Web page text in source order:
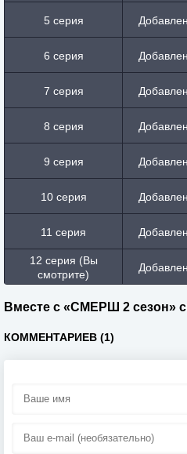
5 серия
6 серия
7 серия
8 серия
9 серия
10 серия
11 серия
12 серия (Вы
смотрите)
Вместе с «СМЕРШ 2 сезон»
КОММЕНТАРИЕВ (1)